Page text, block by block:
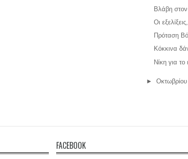
Βλάβη
Οι
Πρόταση
Κόκκινα
Nίκη για
► Οκτωβρίου
FACEBOOK